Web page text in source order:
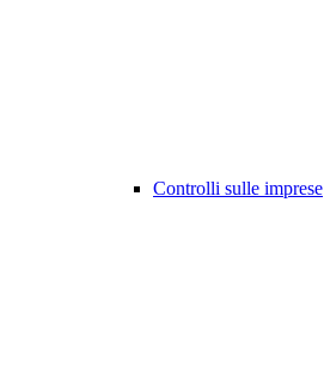
Controlli sulle imprese